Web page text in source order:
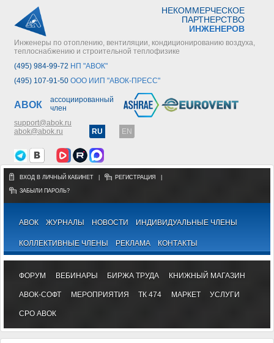
НЕКОММЕРЧЕСКОЕ
ПАРТНЕРСТВО
ИНЖЕНЕРОВ
Инженеры по отоплению, вентиляции, кондиционированию воздуха,
теплоснабжению и строительной теплофизике
(495) 984-99-72 НП "АВОК"
(495) 107-91-50 ООО ИИП "АВОК-ПРЕСС"
АВОК
ассоциированный
член
support@abok.ru
abok@abok.ru
RU EN
ВХОД В ЛИЧНЫЙ КАБИНЕТ РЕГИСТРАЦИЯ
ЗАБЫЛИ ПАРОЛЬ?
АВОК ЖУРНАЛЫ НОВОСТИ ИНДИВИДУАЛЬНЫЕ ЧЛЕНЫ
КОЛЛЕКТИВНЫЕ ЧЛЕНЫ РЕКЛАМА КОНТАКТЫ
ФОРУМ ВЕБИНАРЫ БИРЖА ТРУДА КНИЖНЫЙ МАГАЗИН
АВОК-СОФТ МЕРОПРИЯТИЯ ТК 474 МАРКЕТ УСЛУГИ
СРО АВОК